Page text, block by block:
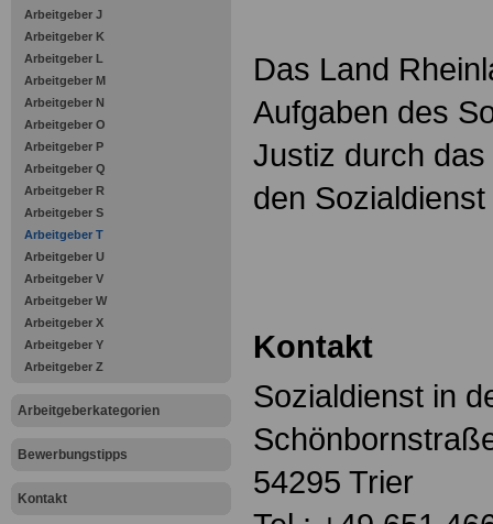
Arbeitgeber J
Arbeitgeber K
Arbeitgeber L
Arbeitgeber M
Arbeitgeber N
Arbeitgeber O
Arbeitgeber P
Arbeitgeber Q
Arbeitgeber R
Arbeitgeber S
Arbeitgeber T
Arbeitgeber U
Arbeitgeber V
Arbeitgeber W
Arbeitgeber X
Arbeitgeber Y
Arbeitgeber Z
Arbeitgeberkategorien
Bewerbungstipps
Kontakt
Das Land
Aufgaben des
Justiz durch
den
Kontakt
Sozialdienst in
54295 Trier